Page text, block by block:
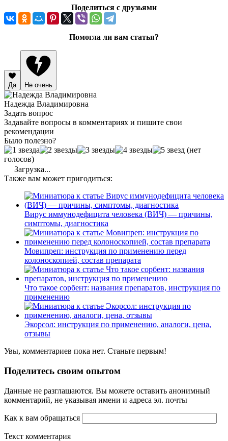
Поделиться с друзьями
Помогла ли вам статья?
Да Не очень
Надежда Владимировна
Задать вопрос
Задавайте вопросы в комментариях и пишите свои
рекомендации
Было полезно?
(нет
голосов)
Загрузка...
Также вам может пригодиться:
Вирус иммунодефицита человека (ВИЧ) — причины,
симптомы, диагностика
Мовипреп: инструкция по применению перед
колоноскопией, состав препарата
Что такое сорбент: названия препаратов, инструкция по
применению
Экорсол: инструкция по применению, аналоги, цена,
отзывы
Увы, комментариев пока нет. Станьте первым!
Поделитесь своим опытом
Данные не разглашаются. Вы можете оставить анонимный
комментарий, не указывая имени и адреса эл. почты
Как к вам обращаться
Текст комментария